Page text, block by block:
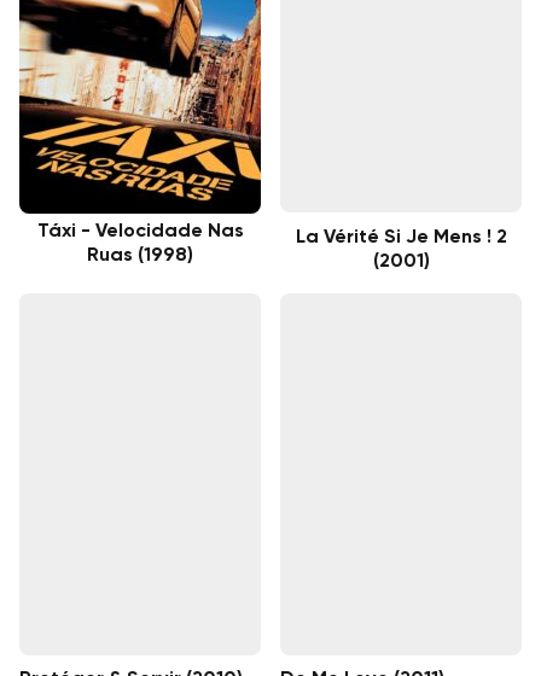
Táxi - Velocidade Nas
Ruas (1998)
La Vérité Si Je Mens ! 2
(2001)